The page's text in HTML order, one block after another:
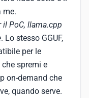
me.
il PoC, llama.cpp
. Lo stesso GGUF,
per le
spremi e
on-demand che
quando serve.